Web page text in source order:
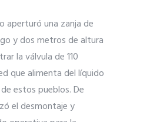
aperturó una zanja de
y dos metros de altura
la válvula de 110
que alimenta del líquido
estos pueblos. De
el desmontaje y